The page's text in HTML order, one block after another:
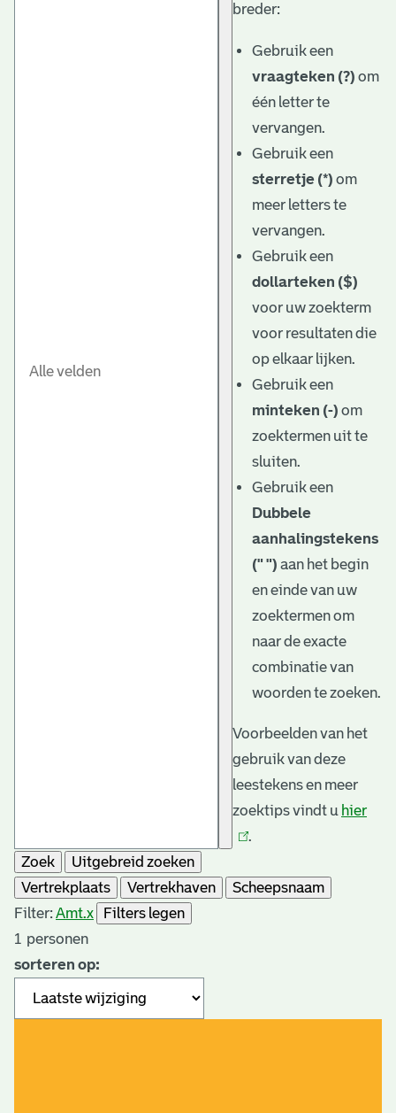
breder:
Gebruik een
vraagteken (?) om
één letter te
vervangen.
Gebruik een
sterretje (*) om
meer letters te
vervangen.
Gebruik een
dollarteken ($)
voor uw zoekterm
voor resultaten die
op elkaar lijken.
Gebruik een
minteken (-) om
zoektermen uit te
sluiten.
Gebruik een
Dubbele
aanhalingstekens
(" ") aan het begin
en einde van uw
zoektermen om
naar de exacte
combinatie van
woorden te zoeken.
Voorbeelden van het
gebruik van deze
leestekens en meer
zoektips vindt u hier
.
Zoek
Uitgebreid zoeken
Vertrekplaats
Vertrekhaven
Scheepsnaam
Filter: Amt.x
Filters legen
1 personen
sorteren op: